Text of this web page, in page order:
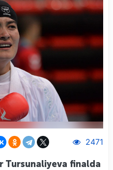
2471
Tursunaliyeva finalda